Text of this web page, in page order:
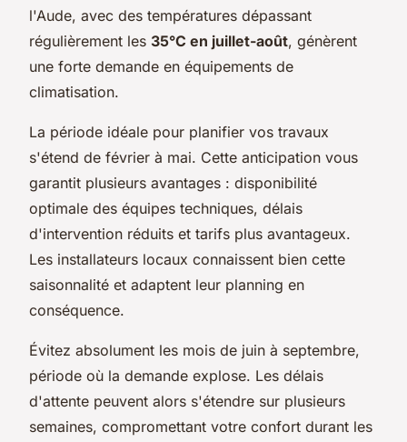
l'Aude, avec des températures dépassant
régulièrement les 35°C en juillet-août, génèrent
une forte demande en équipements de
climatisation.
La période idéale pour planifier vos travaux
s'étend de février à mai. Cette anticipation vous
garantit plusieurs avantages : disponibilité
optimale des équipes techniques, délais
d'intervention réduits et tarifs plus avantageux.
Les installateurs locaux connaissent bien cette
saisonnalité et adaptent leur planning en
conséquence.
Évitez absolument les mois de juin à septembre,
période où la demande explose. Les délais
d'attente peuvent alors s'étendre sur plusieurs
semaines, compromettant votre confort durant les